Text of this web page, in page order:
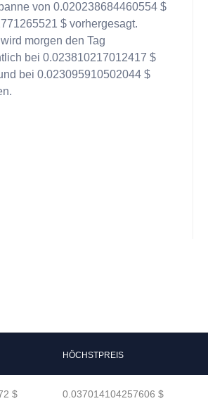
von 0.020238684460554 $
$ vorhergesagt.
morgen den Tag
bei 0.023810217012417 $
bei 0.023095910502044 $
HÖCHSTPREIS
$ 0.037014104257606 $